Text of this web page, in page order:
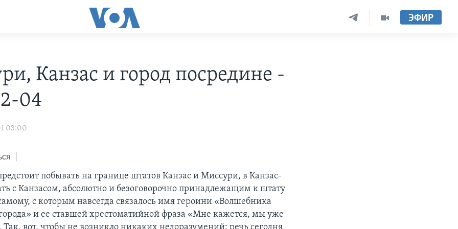
ЭФИР
Канзас и город посредине -
04
03:00
побывать на границе штатов Канзас и Миссури, в Канзас-
с Канзасом, абсолютно и безоговорочно принадлежащим к штату
с которым навсегда связалось имя героини «Волшебника
и ее ставшей хрестоматийной фраза «Мне кажется, мы уже